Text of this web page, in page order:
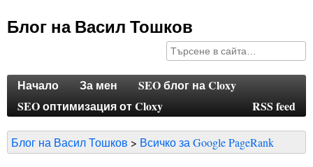
Блог на Васил Тошков
Начало За мен
SEO блог на Cloxy
SEO оптимизация от Cloxy
RSS feed
Блог на Васил Тошков Всичко за Google PageRank